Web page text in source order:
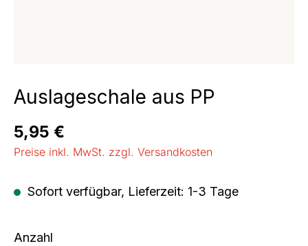
Auslageschale aus PP
Regulärer Preis:
5,95 €
Preise inkl. MwSt. zzgl. Versandkosten
Sofort verfügbar, Lieferzeit: 1-3 Tage
Anzahl